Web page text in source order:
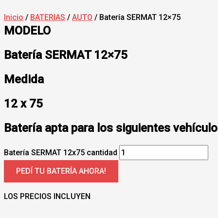
Inicio / BATERIAS / AUTO / Batería SERMAT 12×75
MODELO
Batería SERMAT 12×75
Medida
12 x 75
Batería apta para los siguientes
Batería SERMAT 12x75 cantidad
PEDÍ TU BATERÍA AHORA!
LOS PRECIOS INCLUYEN